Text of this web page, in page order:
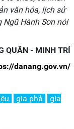
văn hóa, lịch sử
Hành Sơn nói
QUÂN - MINH TRÍ
danang.gov.vn/
gia phả
gia